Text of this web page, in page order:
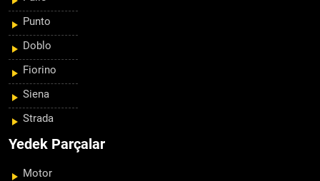
Punto
Doblo
Fiorino
Siena
Strada
Yedek Parçalar
Motor